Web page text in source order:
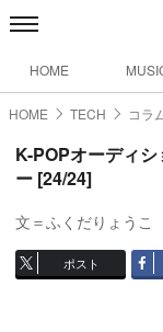
HOME
HOME TECH コラ
K-POPオーディ
ー [24/24]
文＝ふくだりょうこ
ポスト